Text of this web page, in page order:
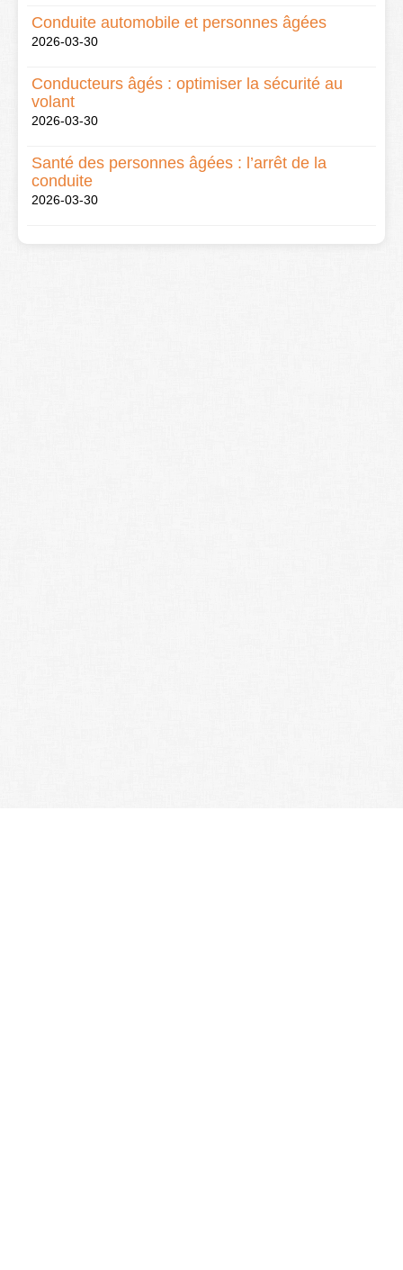
Conduite automobile et personnes âgées
2026-03-30
Conducteurs âgés : optimiser la sécurité au
volant
2026-03-30
Santé des personnes âgées : l’arrêt de la
conduite
2026-03-30